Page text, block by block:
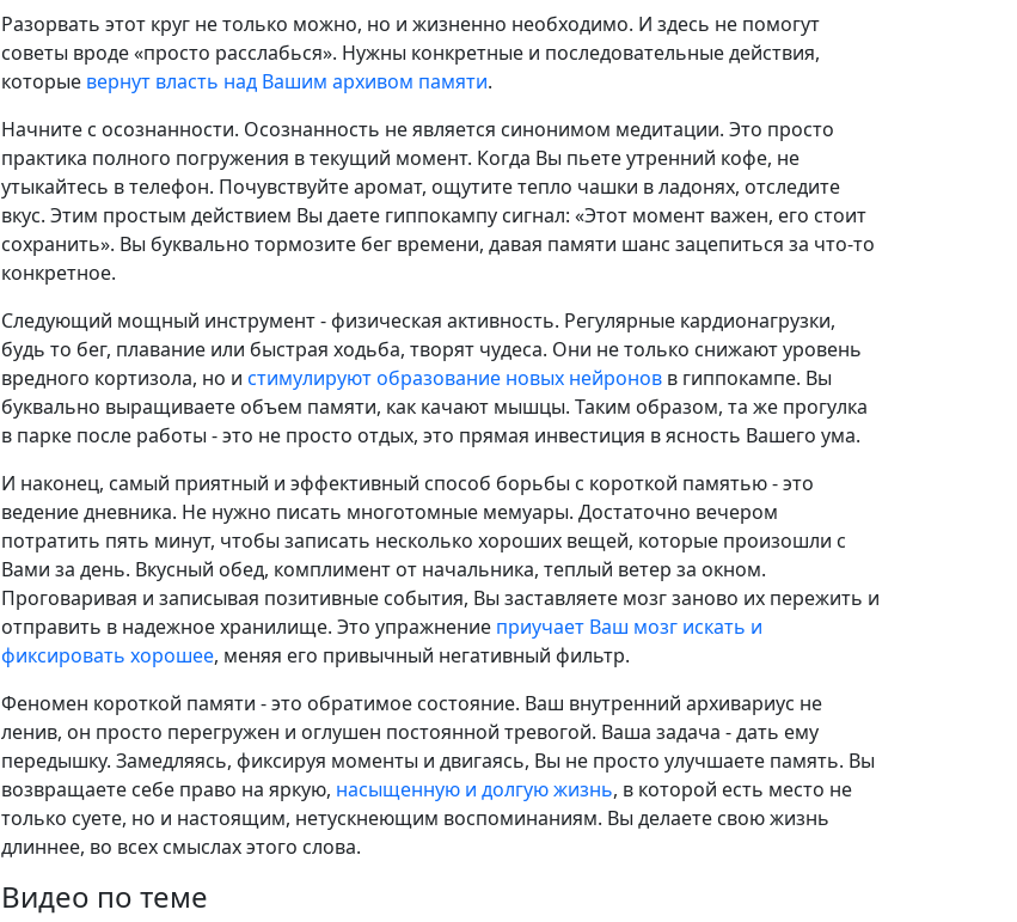
Разорвать этот круг не только можно, но и жизненно необходимо. И здесь не помогут
советы вроде «просто расслабься». Нужны конкретные и последовательные действия,
которые вернут власть над Вашим архивом памяти.
Начните с осознанности. Осознанность не является синонимом медитации. Это просто
практика полного погружения в текущий момент. Когда Вы пьете утренний кофе, не
утыкайтесь в телефон. Почувствуйте аромат, ощутите тепло чашки в ладонях, отследите
вкус. Этим простым действием Вы даете гиппокампу сигнал: «Этот момент важен, его стоит
сохранить». Вы буквально тормозите бег времени, давая памяти шанс зацепиться за что-то
конкретное.
Следующий мощный инструмент - физическая активность. Регулярные кардионагрузки,
будь то бег, плавание или быстрая ходьба, творят чудеса. Они не только снижают уровень
вредного кортизола, но и стимулируют образование новых нейронов в гиппокампе. Вы
буквально выращиваете объем памяти, как качают мышцы. Таким образом, та же прогулка
в парке после работы - это не просто отдых, это прямая инвестиция в ясность Вашего ума.
И наконец, самый приятный и эффективный способ борьбы с короткой памятью - это
ведение дневника. Не нужно писать многотомные мемуары. Достаточно вечером
потратить пять минут, чтобы записать несколько хороших вещей, которые произошли с
Вами за день. Вкусный обед, комплимент от начальника, теплый ветер за окном.
Проговаривая и записывая позитивные события, Вы заставляете мозг заново их пережить и
отправить в надежное хранилище. Это упражнение приучает Ваш мозг искать и
фиксировать хорошее, меняя его привычный негативный фильтр.
Феномен короткой памяти - это обратимое состояние. Ваш внутренний архивариус не
ленив, он просто перегружен и оглушен постоянной тревогой. Ваша задача - дать ему
передышку. Замедляясь, фиксируя моменты и двигаясь, Вы не просто улучшаете память. Вы
возвращаете себе право на яркую, насыщенную и долгую жизнь, в которой есть место не
только суете, но и настоящим, нетускнеющим воспоминаниям. Вы делаете свою жизнь
длиннее, во всех смыслах этого слова.
Видео по теме